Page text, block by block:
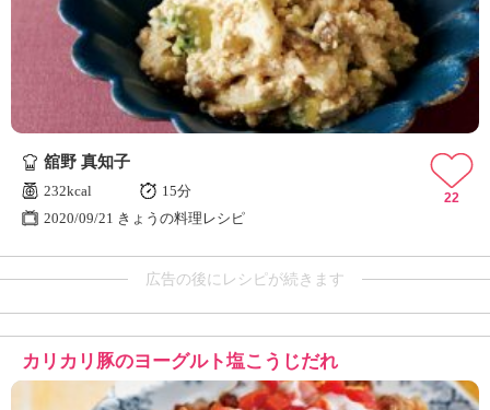
舘野 真知子
232kcal
15分
2020/09/21 きょうの料理レシピ
22
広告の後にレシピが続きます
カリカリ豚のヨーグルト塩こうじだれ